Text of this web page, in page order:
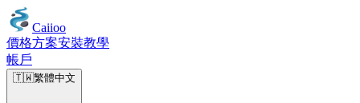
Caiioo
價格方案安裝教學
帳戶
🇹🇼繁體中文